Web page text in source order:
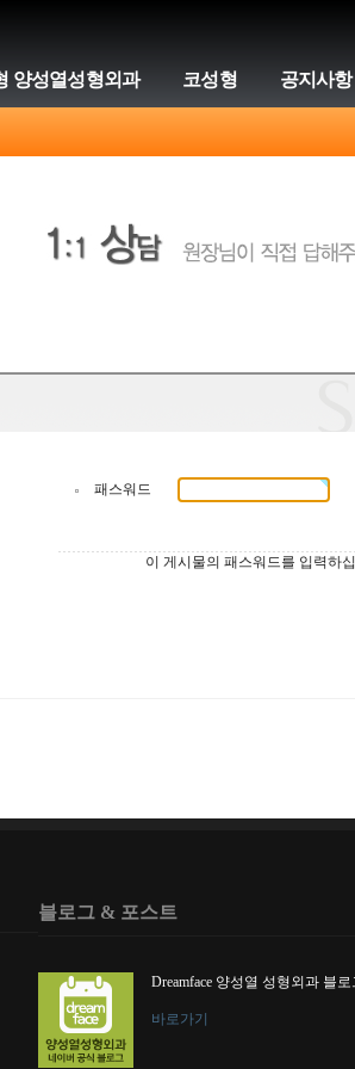
양성열성형외과 코성형 공지사항
패스워드
이 게시물의 패스워드를 입력하
블로그 & 포스트
Dreamface 양성열 성형외과 블로
바로가기